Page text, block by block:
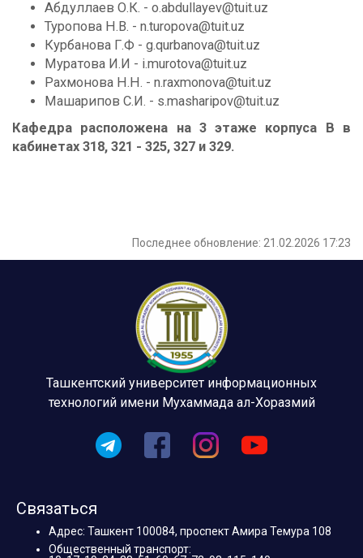
Абдуллаев О.К. - o.abdullayev@tuit.uz
Туропова Н.В. - n.turopova@tuit.uz
Курбанова Г.Ф - g.qurbanova@tuit.uz
Муратова И.И - i.murotova@tuit.uz
Рахмонова Н.Н. - n.raxmonova@tuit.uz
Машарипов С.И. - s.masharipov@tuit.uz
Кафедра расположена на 3 этаже корпуса B в
кабинетах 318, 321 - 325, 327 и 329.
Последнее обновление: 21.02.2026 17:23
Ташкентский университет информационных
технологий имени Мухаммада ал-Хоразмий
Связаться
Адрес: Ташкент 100084, проспект Амира Темура 108
Общественный транспорт: